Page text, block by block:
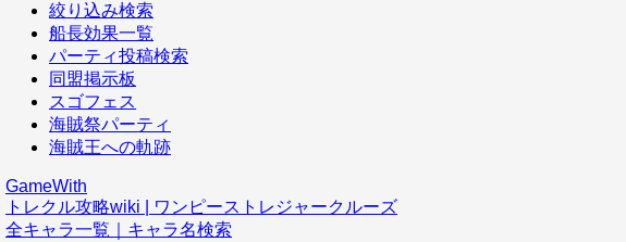
絞り込み検索
船長効果一覧
パーティ投稿検索
同盟掲示板
スゴフェス
海賊祭パーティ
海賊王への軌跡
GameWith
トレクル攻略wiki | ワンピーストレジャークルーズ
全キャラ一覧｜キャラ名検索